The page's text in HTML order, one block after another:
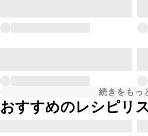
続きをもっ
おすすめのレシピリ